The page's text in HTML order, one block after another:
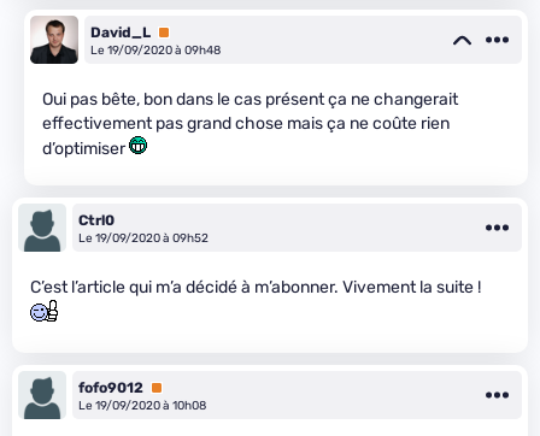
David_L Premium
Le 19/09/2020 à 09h48
Oui pas bête, bon dans le cas présent ça ne changerait
effectivement pas grand chose mais ça ne coûte rien
d’optimiser
Ctrl0
Le 19/09/2020 à 09h52
C’est l’article qui m’a décidé à m’abonner. Vivement la suite !
fofo9012 Premium
Le 19/09/2020 à 10h08